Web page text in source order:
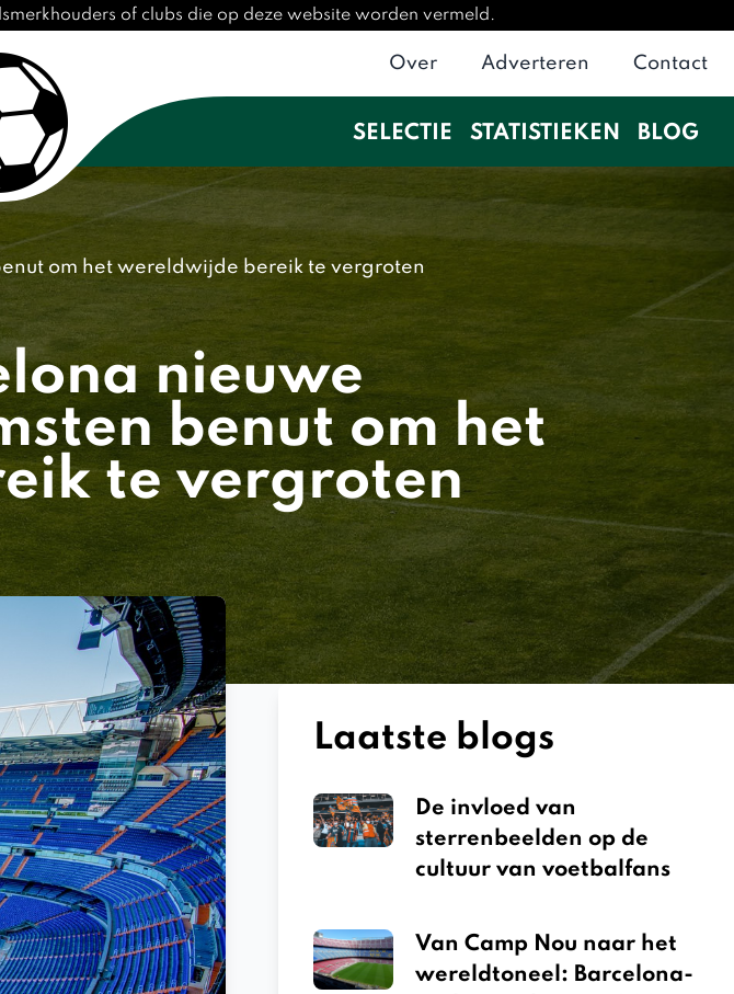
of clubs die op deze website worden vermeld.
Over Adverteren Contact
SELECTIE STATISTIEKEN BLOG
om het wereldwijde bereik te vergroten
nieuwe
benut om het
te vergroten
Laatste blogs
De invloed van
sterrenbeelden op de
cultuur van voetbalfans
Van Camp Nou naar het
wereldtoneel: Barcelona-